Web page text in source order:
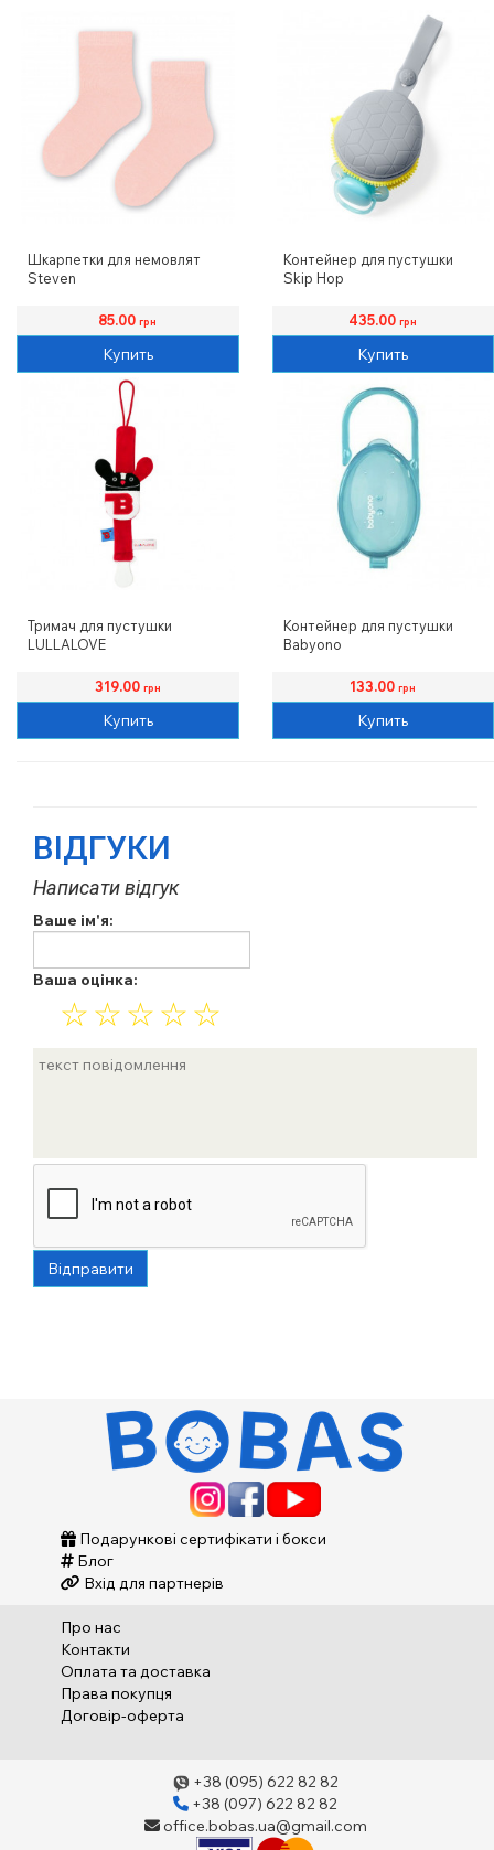
Шкарпетки для немовлят
Steven
85.00грн
Купить
Контейнер для пустушки
Skip Hop
435.00грн
Купить
Тримач для пустушки
LULLALOVE
319.00 грн
Купить
Контейнер для пустушки
Babyono
133.00грн
Купить
ВІДГУКИ
Написати відгук
Ваше ім'я:
Ваша оцінка:
☆
☆
☆
☆
☆
Відправити
Подарункові сертифікати і бокси
Блог
Вхід для партнерів
Про нас
Контакти
Оплата та доставка
Права покупця
Договір-оферта
+38 (095) 622 82 82
+38 (097) 622 82 82
office.bobas.ua@gmail.com